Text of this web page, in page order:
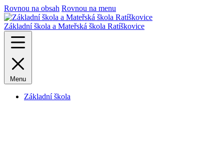
Rovnou na obsah Rovnou na menu
Základní škola a Mateřská škola Ratíškovice
Menu
Základní škola